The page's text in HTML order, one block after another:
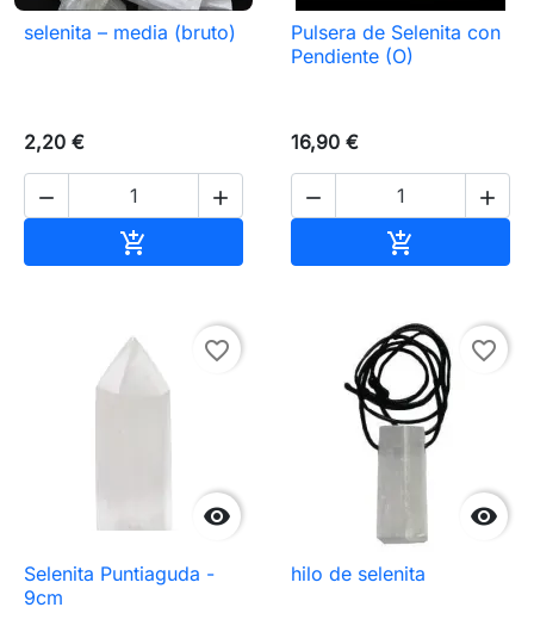
selenita – media (bruto)
2,20 €
 

Pulsera de Selenita con
Pendiente (O)
16,90 €
 


favorite_border
Selenita Puntiaguda -
9cm

favorite_border
hilo de selenita